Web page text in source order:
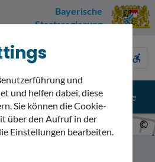
Bayerische
Staatsregierung
accessible_forward
search Suche
©
und
und helfen dabei, diese
Sie können die Cookie-
über den Aufruf in der
Einstellungen bearbeiten.